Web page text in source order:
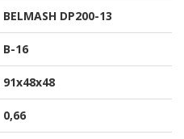
BELMASH DP200-13
B-16
91х48х48
0,66